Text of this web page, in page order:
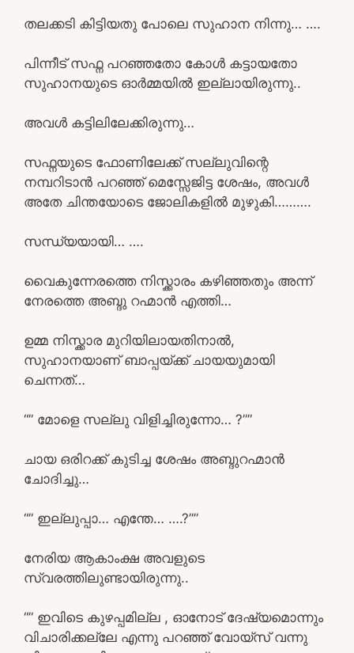
തലക്കടി കിട്ടിയതു പോലെ സുഹാന നിന്നു… ….
പിന്നീട് സഫ്ന പറഞ്ഞതോ കോൾ കട്ടായതോ
സുഹാനയുടെ ഓർമ്മയിൽ ഇല്ലായിരുന്നു..
അവൾ കട്ടിലിലേക്കിരുന്നു…
സഫ്നയുടെ ഫോണിലേക്ക് സല്ലുവിന്റെ
നമ്പറിടാൻ പറഞ്ഞ് മെസ്സേജിട്ട ശേഷം, അവൾ
അതേ ചിന്തയോടെ ജോലികളിൽ മുഴുകി……….
സന്ധ്യയായി… ….
വൈകുന്നേരത്തെ നിസ്ക്കാരം കഴിഞ്ഞതും അന്ന്
നേരത്തെ അബ്ദു റഹ്മാൻ എത്തി…
ഉമ്മ നിസ്ക്കാര മുറിയിലായതിനാൽ,
സുഹാനയാണ് ബാപ്പയ്ക്ക് ചായയുമായി
ചെന്നത്…
“” മോളെ സല്ലു വിളിച്ചിരുന്നോ… ?””
ചായ ഒരിറക്ക് കുടിച്ച ശേഷം അബ്ദുറഹ്മാൻ
ചോദിച്ചു…
“” ഇല്ലുപ്പാ… എന്തേ… ….?””
നേരിയ ആകാംക്ഷ അവളുടെ
സ്വരത്തിലുണ്ടായിരുന്നു..
“” ഇവിടെ കുഴപ്പമില്ല , ഓനോട് ദേഷ്യമൊന്നും
വിചാരിക്കല്ലേ എന്നു പറഞ്ഞ് വോയ്സ് വന്നു